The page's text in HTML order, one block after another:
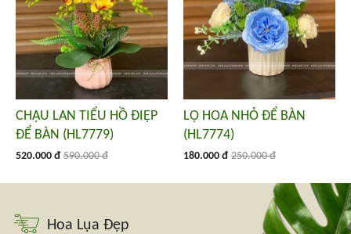
CHẬU LAN TIỂU HỒ ĐIỆP
ĐỂ BÀN (HL7779)
520.000 đ 590.000 đ
LỌ HOA NHỎ ĐỂ BÀN
(HL7774)
180.000 đ 250.000 đ
Hoa Lụa Đẹp